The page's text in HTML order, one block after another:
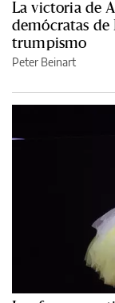
La victoria de
demócratas
trumpismo
Peter Beinart